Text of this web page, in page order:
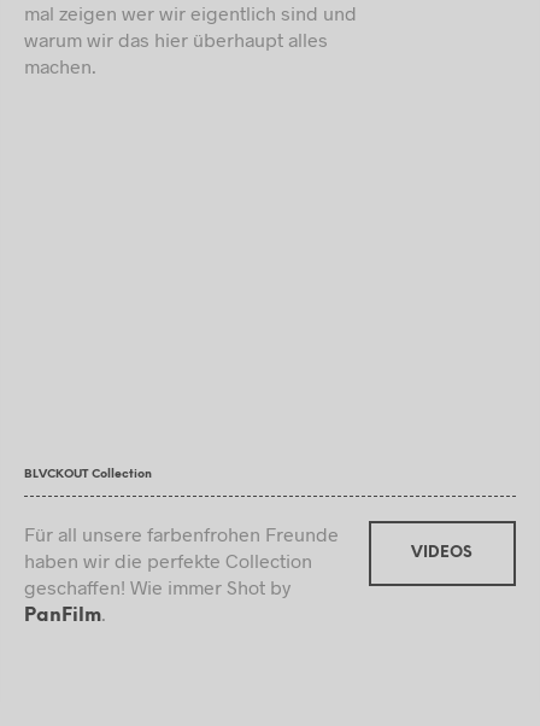
mal zeigen wer wir eigentlich sind und
warum wir das hier überhaupt alles
machen.
BLVCKOUT Collection
Für all unsere farbenfrohen Freunde
haben wir die perfekte Collection
geschaffen! Wie immer Shot by
PanFilm
VIDEOS